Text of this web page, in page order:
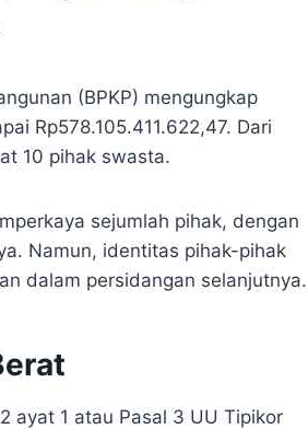
(BPKP) mengungkap
Rp578.105.411.622,47. Dari
10 pihak swasta.
sejumlah pihak, dengan
Namun, identitas pihak-pihak
dalam persidangan selanjutnya.
ayat 1 atau Pasal 3 UU Tipikor